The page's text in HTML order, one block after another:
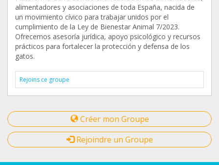
alimentadores y asociaciones de toda España, nacida de
un movimiento cívico para trabajar unidos por el
cumplimiento de la Ley de Bienestar Animal 7/2023.
Ofrecemos asesoría jurídica, apoyo psicológico y recursos
prácticos para fortalecer la protección y defensa de los
gatos.
Rejoins ce groupe
Créer mon Groupe
Rejoindre un Groupe